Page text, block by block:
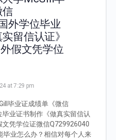
信
外学位毕业
留信认证》
假文凭学位
at 7:29 pm
毕业证成绩单《微信
业证书制作《做真实留信认
凭学位证微信Q729926040
毕业怎么办？相信对每个人来